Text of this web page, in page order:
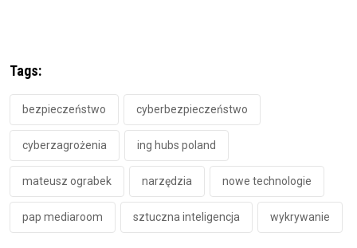
Tags:
bezpieczeństwo cyberbezpieczeństwo
cyberzagrożenia ing hubs poland
mateusz ograbek narzędzia nowe technologie
pap mediaroom sztuczna inteligencja wykrywanie